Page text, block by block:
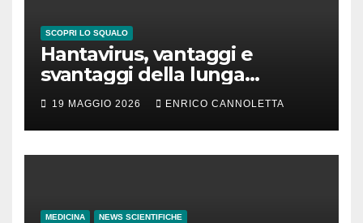
SCOPRI LO SQUALO
Hantavirus, vantaggi e
svantaggi della lunga
incubazione
19 MAGGIO 2026 ENRICO CANNOLETTA
MEDICINA NEWS SCIENTIFICHE